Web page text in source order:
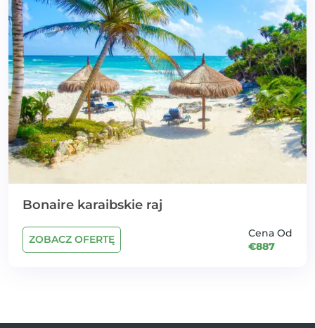
Bonaire karaibskie raj
ZOBACZ OFERTĘ
Cena Od
€887